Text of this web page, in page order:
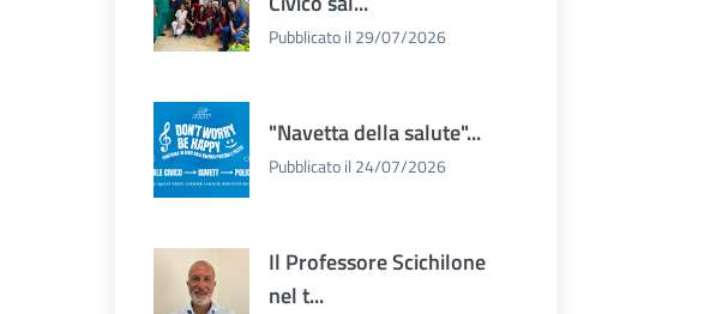
Pubblicato il 29/07/2026
"Navetta della salute"...
Pubblicato il 24/07/2026
Il Professore Scichilone
nel t...